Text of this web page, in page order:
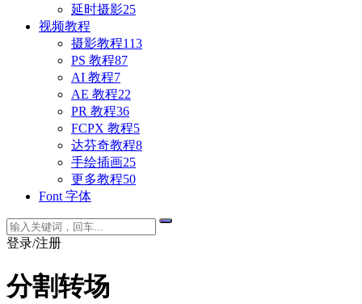
延时摄影25
视频教程
摄影教程113
PS 教程87
AI 教程7
AE 教程22
PR 教程36
FCPX 教程5
达芬奇教程8
手绘插画25
更多教程50
Font 字体
登录/注册
分割转场